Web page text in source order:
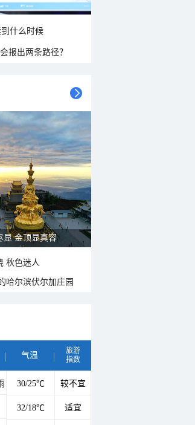
什么时候
报出两条路径？
显 金顶显真容
秋色迷人
哈尔滨伏尔加庄园
气温
旅游
指数
30/25℃ 较不宜
32/18℃ 适宜